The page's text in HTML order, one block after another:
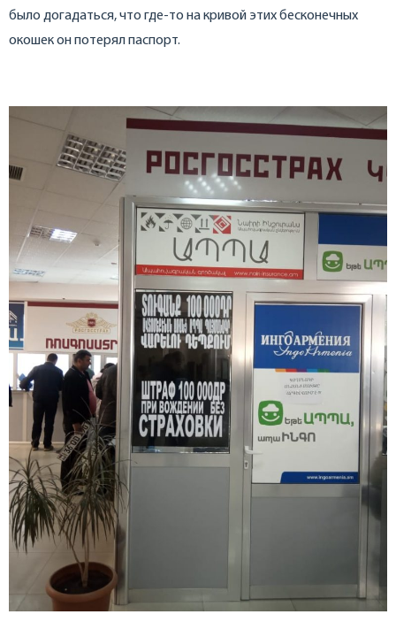
было догадаться, что где-то на кривой этих бесконечных
окошек он потерял паспорт.